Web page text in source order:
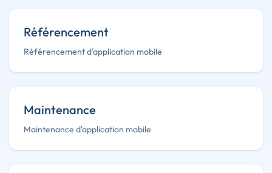
Référencement
Référencement d'application mobile
Maintenance
Maintenance d'application mobile